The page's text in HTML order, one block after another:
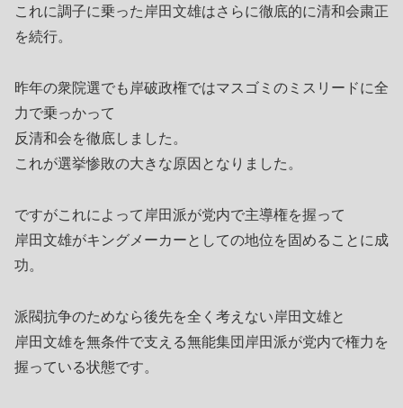
これに調子に乗った岸田文雄はさらに徹底的に清和会粛正
を続行。
昨年の衆院選でも岸破政権ではマスゴミのミスリードに全
力で乗っかって
反清和会を徹底しました。
これが選挙惨敗の大きな原因となりました。
ですがこれによって岸田派が党内で主導権を握って
岸田文雄がキングメーカーとしての地位を固めることに成
功。
派閥抗争のためなら後先を全く考えない岸田文雄と
岸田文雄を無条件で支える無能集団岸田派が党内で権力を
握っている状態です。